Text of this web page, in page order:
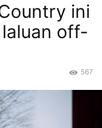
ini
off-
567